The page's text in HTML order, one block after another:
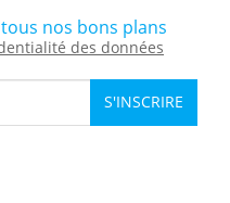
nos bons plans
des données
S'INSCRIRE